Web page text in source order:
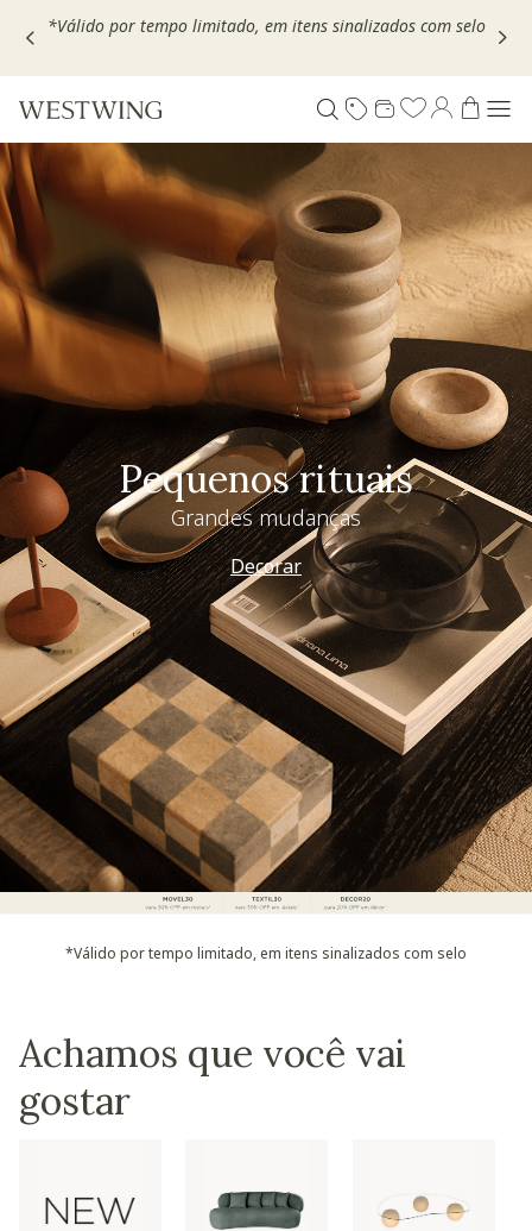
Escolha seu VOUCHER e ganhe até 30% OFF*: useMOVEL30,
Pequenos rituais
Grandes mudanças
Decorar
*Válido por tempo limitado, em itens sinalizados com selo
Achamos que você vai
gostar